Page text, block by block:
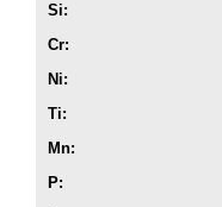
Si:
Cr:
Ni:
Ti:
Mn:
P: